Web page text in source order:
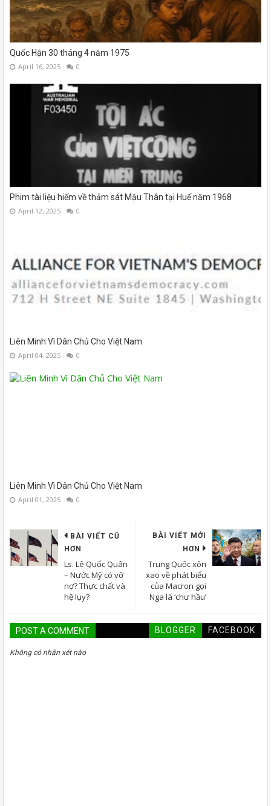
Quốc Hận 30 tháng 4 năm 1975
April 16, 2025 0
Phim tài liệu hiếm về thảm sát Mậu Thân tại Huế năm 1968
April 12, 2025 0
Liên Minh Vì Dân Chủ Cho Việt Nam
April 04, 2025 0
Liên Minh Vì Dân Chủ Cho Việt Nam
April 01, 2025 0
BÀI VIẾT MỚI
HƠN
Trung Quốc xôn
xao về phát biểu
của Macron gọi
Nga là ‘chư hầu’
BÀI VIẾT CŨ
HƠN
Ls. Lê Quốc Quân
– Nước Mỹ có vỡ
nợ? Thực chất và
hệ lụy?
POST A COMMENT BLOGGER FACEBOOK
Không có nhận xét nào